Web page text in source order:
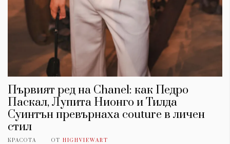
Първият ред на Chanel: как Педро
Паскал, Лупита Нионго и Тилда
Суинтън превърнаха couture в личен
стил
КРАСОТА ОТ HIGHVIEWART